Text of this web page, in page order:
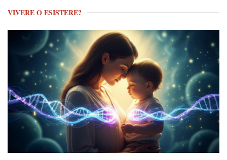
VIVERE O ESISTERE?